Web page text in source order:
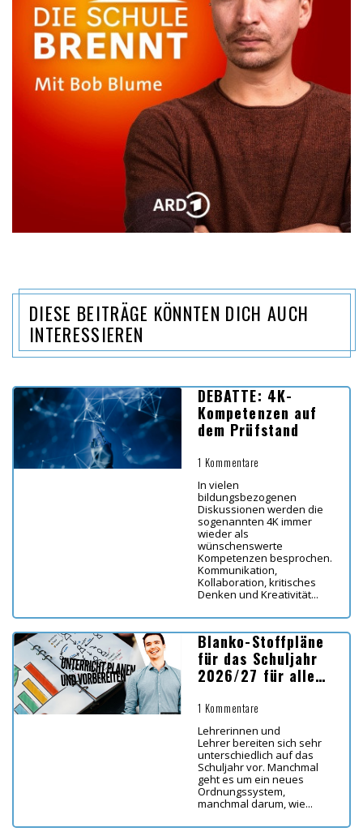
DIESE BEITRÄGE KÖNNTEN DICH AUCH
INTERESSIEREN
DEBATTE: 4K-
Kompetenzen auf
dem Prüfstand
1 Kommentare
In vielen
bildungsbezogenen
Diskussionen werden die
sogenannten 4K immer
wieder als
wünschenswerte
Kompetenzen besprochen.
Kommunikation,
Kollaboration, kritisches
Denken und Kreativität...
Blanko-Stoffpläne
für das Schuljahr
2026/27 für alle
1 Kommentare
Lehrerinnen und
Lehrer bereiten sich sehr
unterschiedlich auf das
Schuljahr vor. Manchmal
geht es um ein neues
Ordnungssystem,
manchmal darum, wie...